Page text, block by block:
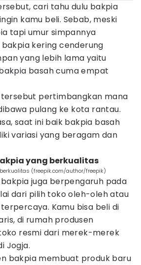
cari tahu dulu bakpia
kamu beli. Sebab, meski
tapi umur simpannya
kering cenderung
yang lebih lama yaitu
basah cuma empat
tersebut pertimbangkan mana
pulang ke kota rantau.
saat ini baik bakpia basah
variasi yang beragam dan
yang berkualitas
(freepik.com/author/freepik)
juga berpengaruh pada
dari pilih toko oleh-oleh atau
Kamu bisa beli di
di rumah produsen
resmi dari merek-merek
Jogja.
bakpia membuat produk baru